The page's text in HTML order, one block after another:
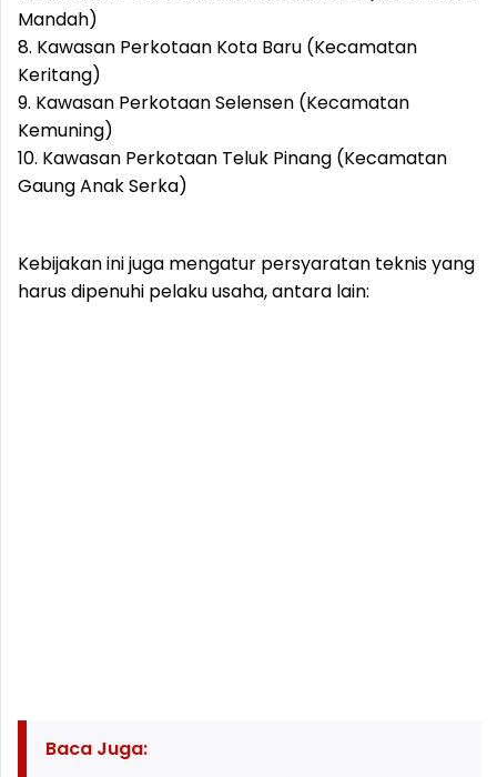
Mandah)
8. Kawasan Perkotaan Kota Baru (Kecamatan
Keritang)
9. Kawasan Perkotaan Selensen (Kecamatan
Kemuning)
10. Kawasan Perkotaan Teluk Pinang (Kecamatan
Gaung Anak Serka)
Kebijakan ini juga mengatur persyaratan teknis yang
harus dipenuhi pelaku usaha, antara lain:
Baca Juga: